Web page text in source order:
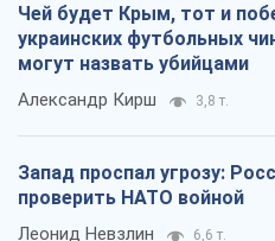
Чей будет Крым, тот и
украинских футбольных
могут назвать убийцами
Александр Кирш 3,8 т.
Запад проспал угрозу:
проверить НАТО войной
Леонид Невзлин 6,6 т.